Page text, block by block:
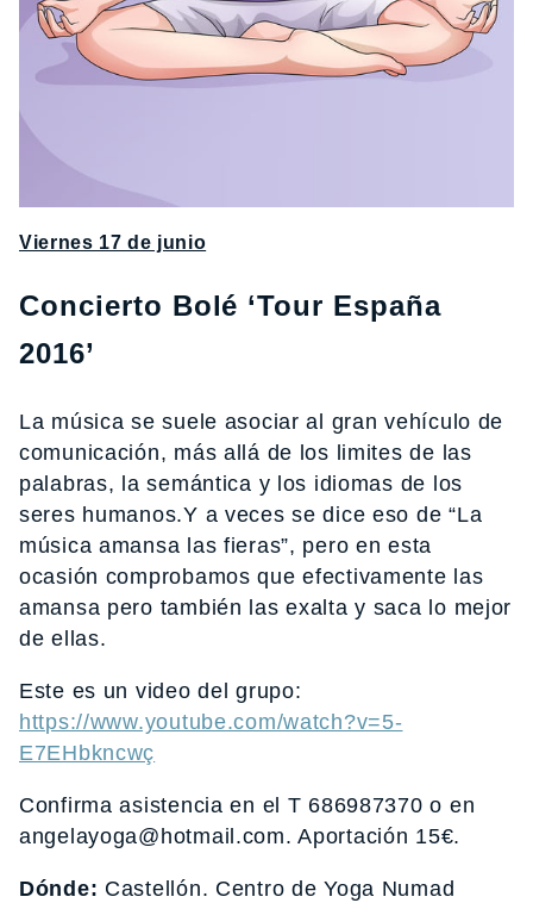
Viernes 17 de junio
Concierto Bolé ‘Tour España
2016’
La música se suele asociar al gran vehículo de
comunicación, más allá de los limites de las
palabras, la semántica y los idiomas de los
seres humanos.Y a veces se dice eso de “La
música amansa las fieras”, pero en esta
ocasión comprobamos que efectivamente las
amansa pero también las exalta y saca lo mejor
de ellas.
Este es un video del grupo:
https://www.youtube.com/watch?v=5-
E7EHbkncwç
Confirma asistencia en el T 686987370 o en
angelayoga@hotmail.com. Aportación 15€.
Dónde: Castellón. Centro de Yoga Numad